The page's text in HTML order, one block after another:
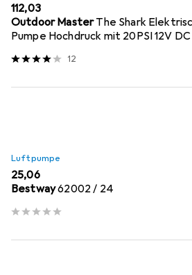
EUR
112,03
Outdoor MasterThe Shark
Pumpe Hochdruck mit 20PSI 12V DC
12
Luftpumpe
EUR
25,06
Bestway62002 / 24